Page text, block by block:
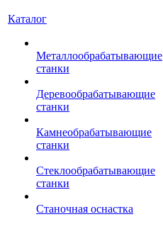
Каталог
Металлообрабатывающие
станки
Деревообрабатывающие
станки
Камнеобрабатывающие
станки
Стеклообрабатывающие
станки
Станочная оснастка